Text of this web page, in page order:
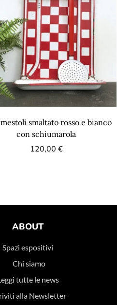
smaltato rosso e bianco
con schiumarola
120,00 €
ABOUT
Spazi espositivi
Chi siamo
tutte le news
alla Newsletter